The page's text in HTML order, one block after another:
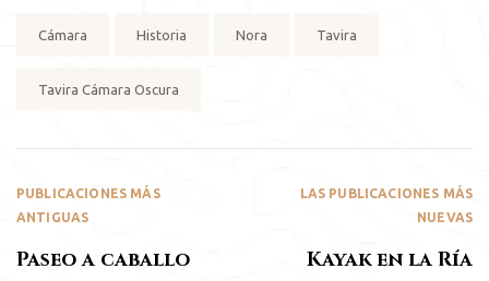
Cámara Historia Nora Tavira
Tavira Cámara Oscura
PUBLICACIONES MÁS
ANTIGUAS
Paseo a caballo
LAS PUBLICACIONES MÁS
NUEVAS
Kayak en la Ría